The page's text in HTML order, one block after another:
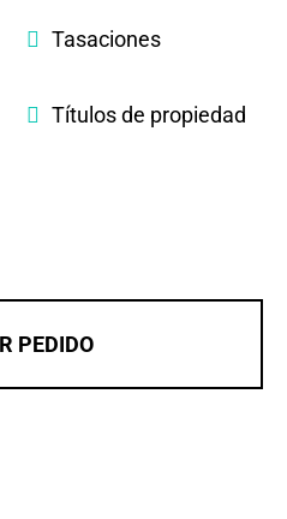
Tasaciones
Títulos de propiedad
PEDIDO